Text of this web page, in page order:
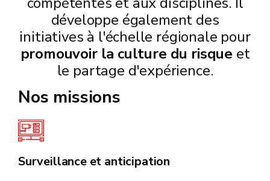
développe également des
initiatives à l'échelle régionale pour
promouvoir la culture du risque et
le partage d'expérience.
Nos missions
Surveillance et anticipation